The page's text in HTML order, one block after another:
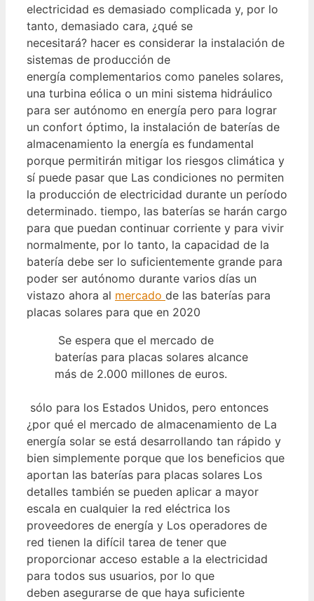
electricidad es demasiado complicada y, por lo
tanto, demasiado cara, ¿qué se
necesitará? hacer es considerar la instalación de
sistemas de producción de
energía complementarios como paneles solares,
una turbina eólica o un mini sistema hidráulico
para ser autónomo en energía pero para lograr
un confort óptimo, la instalación de baterías de
almacenamiento la energía es fundamental
porque permitirán mitigar los riesgos climática y
sí puede pasar que Las condiciones no permiten
la producción de electricidad durante un período
determinado. tiempo, las baterías se harán cargo
para que puedan continuar corriente y para vivir
normalmente, por lo tanto, la capacidad de la
batería debe ser lo suficientemente grande para
poder ser autónomo durante varios días un
vistazo ahora al mercado de las baterías para
placas solares para que en 2020
Se espera que el mercado de
baterías para placas solares alcance
más de 2.000 millones de euros.
sólo para los Estados Unidos, pero entonces
¿por qué el mercado de almacenamiento de La
energía solar se está desarrollando tan rápido y
bien simplemente porque que los beneficios que
aportan las baterías para placas solares Los
detalles también se pueden aplicar a mayor
escala en cualquier la red eléctrica los
proveedores de energía y Los operadores de
red tienen la difícil tarea de tener que
proporcionar acceso estable a la electricidad
para todos sus usuarios, por lo que
deben asegurarse de que haya suficiente